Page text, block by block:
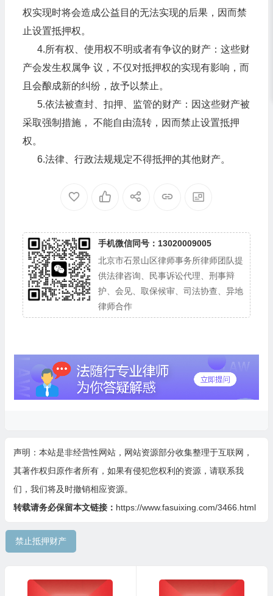
权实现时将会造成公益目的无法实现的后果，因而禁
止设置抵押权。
4.所有权、使用权不明或者有争议的财产：这些财
产会发生权属争 议，不仅对抵押权的实现有影响，而
且会酿成新的纠纷，故予以禁止。
5.依法被查封、扣押、监管的财产：因这些财产被
采取强制措施， 不能自由流转，因而禁止设置抵押
权。
6.法律、行政法规规定不得抵押的其他财产。
手机微信同号：13020009005
北京市石景山区律师事务所律师团队提
供法律咨询、民事诉讼代理、刑事辩
护、会见、取保候审、司法协查、异地
律师合作
声明：本站是非经营性网站，网站资源部分收集整理于互联网，
其著作权归原作者所有，如果有侵犯您权利的资源，请联系我
们，我们将及时撤销相应资源。
转载请务必保留本文链接： https://www.fasuixing.com/3466.html
禁止抵押财产